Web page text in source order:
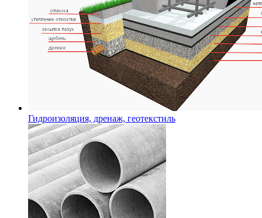
Гидроизоляция, дренаж, геотекстиль